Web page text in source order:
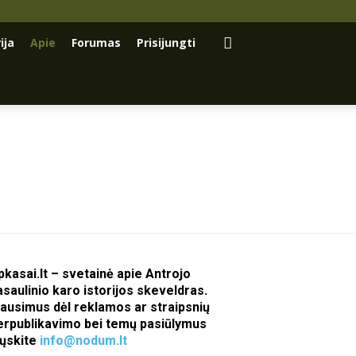
Apie Forumas Prisijungti
– svetainė apie Antrojo
karo istorijos skeveldras.
dėl reklamos ar straipsnių
bei temų pasiūlymus
info@nodum.lt